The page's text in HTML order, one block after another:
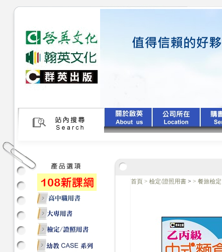
首頁 > 檢定/證照用書 > > 餐旅檢定